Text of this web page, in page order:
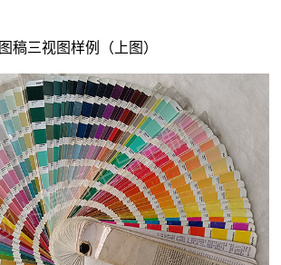
图稿三视图样例（上图）